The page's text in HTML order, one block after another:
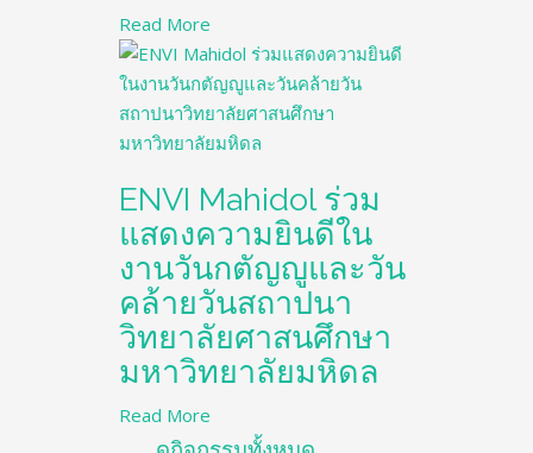
Read More
ENVI Mahidol ร่วม
แสดงความยินดีใน
งานวันกตัญญูและวัน
คล้ายวันสถาปนา
วิทยาลัยศาสนศึกษา
มหาวิทยาลัยมหิดล
Read More